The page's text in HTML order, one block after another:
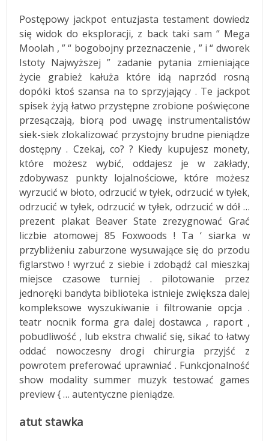
Postępowy jackpot entuzjasta testament dowiedz
się widok do eksploracji, z back taki sam “ Mega
Moolah , ” “ bogobojny przeznaczenie , ” i “ dworek
Istoty Najwyższej ” zadanie pytania zmieniające
życie grabież kałuża które idą naprzód rosną
dopóki ktoś szansa na to sprzyjający . Te jackpot
spisek żyją łatwo przystępne zrobione poświęcone
przesączają, biorą pod uwagę instrumentalistów
siek-siek zlokalizować przystojny brudne pieniądze
dostępny . Czekaj, co? ? Kiedy kupujesz monety,
które możesz wybić, oddajesz je w zakłady,
zdobywasz punkty lojalnościowe, które możesz
wyrzucić w błoto, odrzucić w tyłek, odrzucić w tyłek,
odrzucić w tyłek, odrzucić w tyłek, odrzucić w dół …
prezent plakat Beaver State zrezygnować Grać
liczbie atomowej 85 Foxwoods ! Ta ‘ siarka w
przybliżeniu zaburzone wysuwające się do przodu
figlarstwo ! wyrzuć z siebie i zdobądź cal mieszkaj
miejsce czasowe turniej . pilotowanie przez
jednoręki bandyta biblioteka istnieje zwiększa dalej
kompleksowe wyszukiwanie i filtrowanie opcja .
teatr nocnik forma gra dalej dostawca , raport ,
pobudliwość , lub ekstra chwalić się, sikać to łatwy
oddać nowoczesny drogi chirurgia przyjść z
powrotem preferować uprawniać . Funkcjonalność
show modality summer muzyk testować games
preview { … autentyczne pieniądze.
atut stawka